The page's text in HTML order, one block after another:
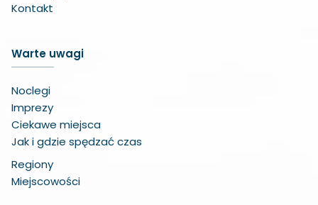
Kontakt
Warte uwagi
Noclegi
Imprezy
Ciekawe miejsca
Jak i gdzie spędzać czas
Regiony
Miejscowości